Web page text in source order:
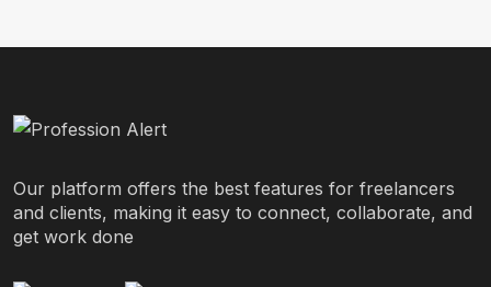
Our platform offers the best features for freelancers
and clients, making it easy to connect, collaborate, and
get work done